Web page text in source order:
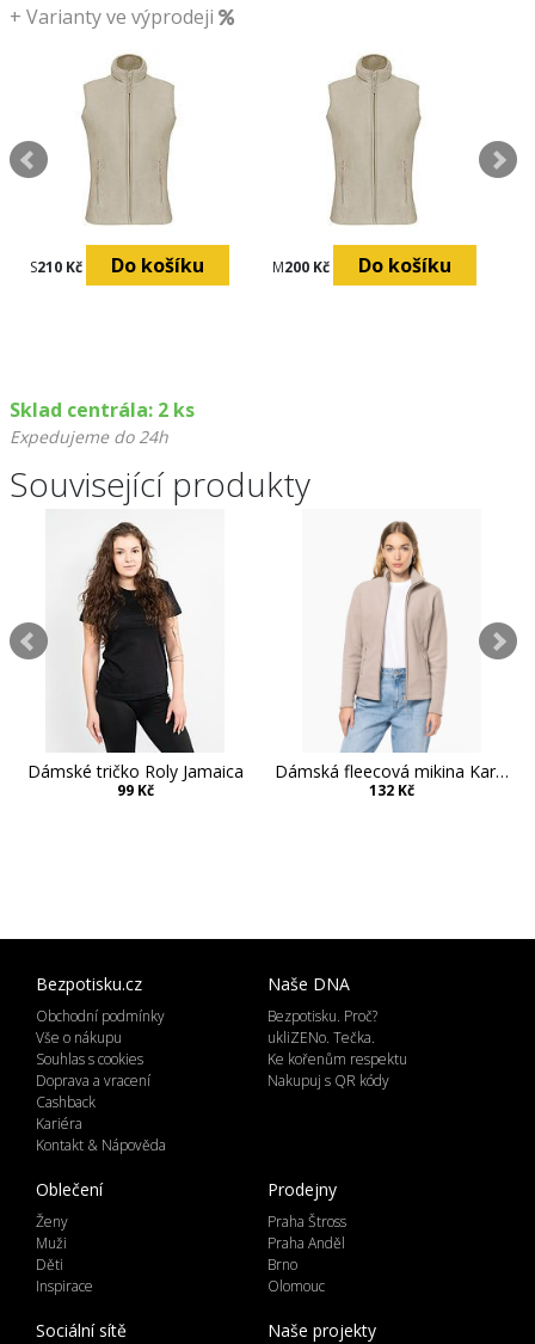
Sklad centrála: 2 ks
Expedujeme do 24h
+ Varianty ve výprodeji
S210 Kč Do košíku M200 Kč Do košíku
Související produkty
Dámské tričko Roly Jamaica
99 Kč
Dámská fleecová mikina Kariban Maureen
132 Kč
Bezpotisku.cz
Obchodní podmínky
Vše o nákupu
Souhlas s cookies
Doprava a vracení
Cashback
Kariéra
Kontakt & Nápověda
Naše DNA
Bezpotisku. Proč?
ukliZENo. Tečka.
Ke kořenům respektu
Nakupuj s QR kódy
Oblečení
Ženy
Muži
Děti
Inspirace
Prodejny
Praha Štross
Praha Anděl
Brno
Olomouc
Sociální sítě Naše projekty